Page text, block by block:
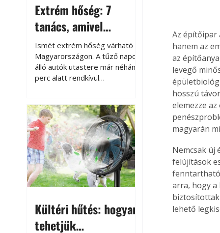
Extrém hőség: 7
tanács, amivel
megóvhatjuk
autónkat a nyári
károktól
Ismét extrém hőség várható
Magyarországon. A tűző napon
álló autók utastere már néhány
perc alatt rendkívül
megközelítheti. Ez nemcsak a
beszállást teszi kellemetlenné,
hanem az autó állapotára és a
benne hagyott tárgyakra is
káros hatással lehet. Néhány
egyszerű óvintézkedéssel
azonban jelentősen
csökkenthetjük a hőség káros
Kültéri hűtés: hogyan
tehetjük
Az építőipar
hanem az
az
levegő
hosszú
elemezze
magyarán
Nemcsak új
felújítások
arra, hogy a
biztosítottak
lehető